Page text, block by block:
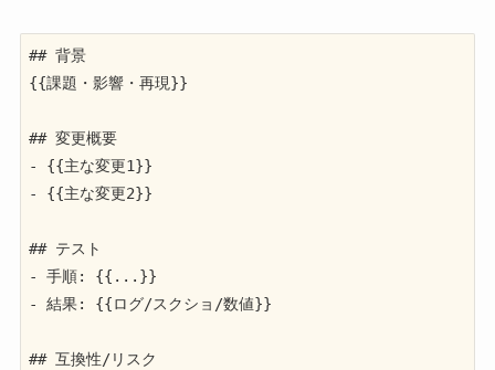
## 背景
{{課題・影響・再現}}
## 変更概要
- {{主な変更1}}
- {{主な変更2}}
## テスト
- 手順: {{...}}
- 結果: {{ログ/スクショ/数値}}
## 互換性/リスク